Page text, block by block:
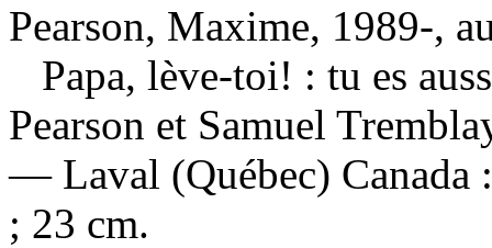
Pearson, Maxime, 1989-,
Papa, lève-toi! : tu es
Pearson et Samuel
— Laval (Québec) Canada
; 23 cm.